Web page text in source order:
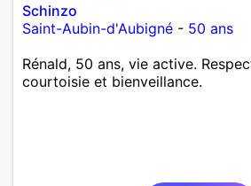
Schinzo
Saint-Aubin-d'Aubigné - 50 ans
Rénald, 50 ans, vie active.
courtoisie et bienveillance.